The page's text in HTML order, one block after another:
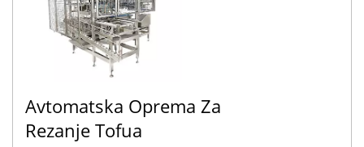
Avtomatska Oprema Za
Rezanje Tofua